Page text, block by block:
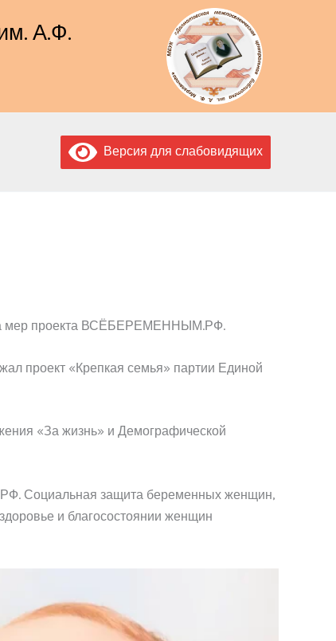
А.Ф.
Версия для слабовидящих
мер проекта ВСЁБЕРЕМЕННЫМ.РФ.
проект «Крепкая семья» партии Единой
«За жизнь» и Демографической
Социальная защита беременных женщин,
и благосостоянии женщин